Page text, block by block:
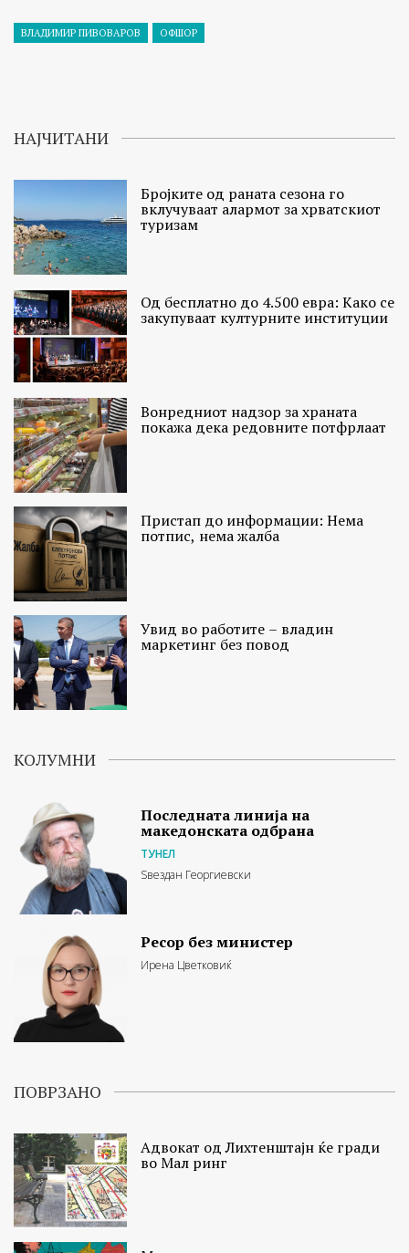
ВЛАДИМИР ПИВОВАРОВ ОФШОР
НАЈЧИТАНИ
Бројките од раната сезона го
вклучуваат алармот за хрватскиот
туризам
Од бесплатно до 4.500 евра: Како се
закупуваат културните институции
Вонредниот надзор за храната
покажа дека редовните потфрлаат
Пристап до информации: Нема
потпис, нема жалба
Увид во работите – владин
маркетинг без повод
КОЛУМНИ
Последната линија на
македонската одбрана
ТУНЕЛ
Ѕвездан Георгиевски
Ресор без министер
Ирена Цветковиќ
ПОВРЗАНО
Адвокат од Лихтенштајн ќе гради
во Мал ринг